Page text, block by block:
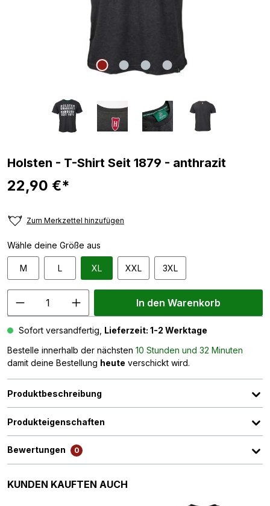
Holsten - T-Shirt Seit 1879 - anthrazit
22,90 €*
Zum Merkzettel hinzufügen
Wähle deine Größe aus
M L XL XXL 3XL
In den Warenkorb
Sofort versandfertig, Lieferzeit: 1-2 Werktage
Bestelle innerhalb der nächsten 10 Stunden und 32 Minuten
damit deine Bestellung heute verschickt wird.
Produktbeschreibung
Produkteigenschaften
Bewertungen 0
Produktgalerie überspringen
KUNDEN KAUFTEN AUCH